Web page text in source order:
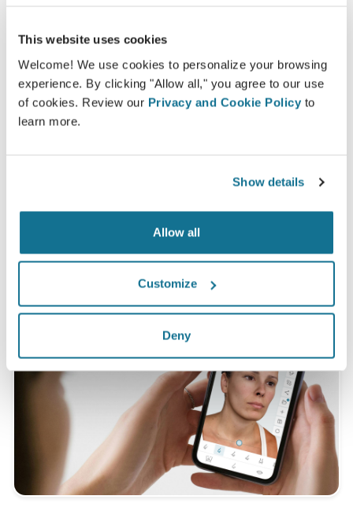
This website uses cookies
Welcome! We use cookies to personalize your browsing
experience. By clicking "Allow all," you agree to our use
of cookies. Review our Privacy and Cookie Policy to
learn more.
Show details
Allow all
Customize
Deny
ความพอใจ
100% ของผู้หญิง พอใจและพึงพอใจอย่างมาก หลังจาก